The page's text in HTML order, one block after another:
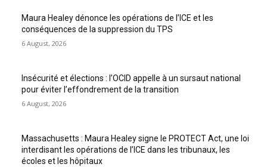
Maura Healey dénonce les opérations de l’ICE et les
conséquences de la suppression du TPS
6 August, 2026
Insécurité et élections : l’OCID appelle à un sursaut national
pour éviter l’effondrement de la transition
6 August, 2026
Massachusetts : Maura Healey signe le PROTECT Act, une loi
interdisant les opérations de l’ICE dans les tribunaux, les
écoles et les hôpitaux